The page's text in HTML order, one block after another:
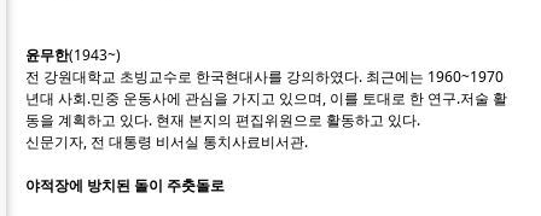
윤무한(1943~)
전 강원대학교 초빙교수로 한국현대사를 강의하였다. 최근에는 1960~1970
년대 사회.민중 운동사에 관심을 가지고 있으며, 이를 토대로 한 연구.저술 활
동을 계획하고 있다. 현재 본지의 편집위원으로 활동하고 있다.
신문기자, 전 대통령 비서실 통치사료비서관.
야적장에 방치된 돌이 주춧돌로